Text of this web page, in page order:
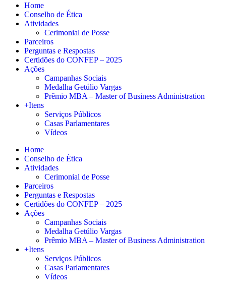
Home
Conselho de Ética
Atividades
Cerimonial de Posse
Parceiros
Perguntas e Respostas
Certidões do CONFEP – 2025
Ações
Campanhas Sociais
Medalha Getúlio Vargas
Prêmio MBA – Master of Business Administration
+Itens
Serviços Públicos
Casas Parlamentares
Vídeos
Home
Conselho de Ética
Atividades
Cerimonial de Posse
Parceiros
Perguntas e Respostas
Certidões do CONFEP – 2025
Ações
Campanhas Sociais
Medalha Getúlio Vargas
Prêmio MBA – Master of Business Administration
+Itens
Serviços Públicos
Casas Parlamentares
Vídeos